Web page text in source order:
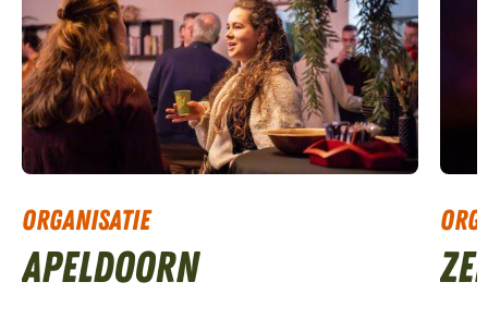
Organisatie
Apeldoorn